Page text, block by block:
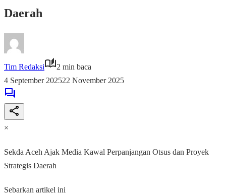
Daerah
Tim Redaksi
2 min baca
4 September 202522 November 2025
×
Sekda Aceh Ajak Media Kawal Perpanjangan Otsus dan Proyek
Strategis Daerah
Sebarkan artikel ini